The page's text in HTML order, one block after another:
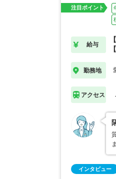
注目ポイント
給与
勤務地
アクセス
インタビュー